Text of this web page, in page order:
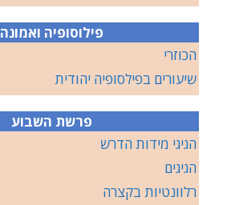
פילוסופיה ואמונה
הכוזרי
שיעורים בפילסופיה יהודית
פרשת השבוע
הגיגי מידות הדרש
הגיגים
רלוונטיות בקצרה